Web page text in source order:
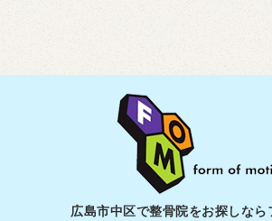
広島市中区で整骨院をお探しなら